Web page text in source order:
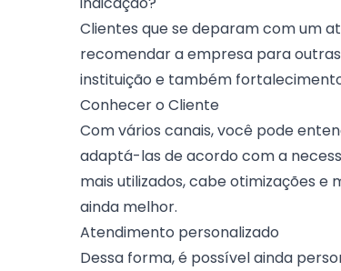
Clientes que se deparam com um
recomendar a empresa para
instituição e também
Conhecer o Cliente
Com vários canais, você pode
adaptá-las de acordo com a
mais utilizados, cabe otimizações
ainda melhor.
Atendimento personalizado
Dessa forma, é possível ainda